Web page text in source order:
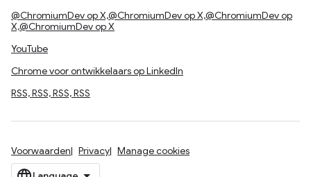
@ChromiumDev op X,@ChromiumDev op X,@ChromiumDev op
X,@ChromiumDev op X
YouTube
Chrome voor ontwikkelaars op LinkedIn
RSS, RSS, RSS, RSS
Voorwaarden Privacy Manage cookies